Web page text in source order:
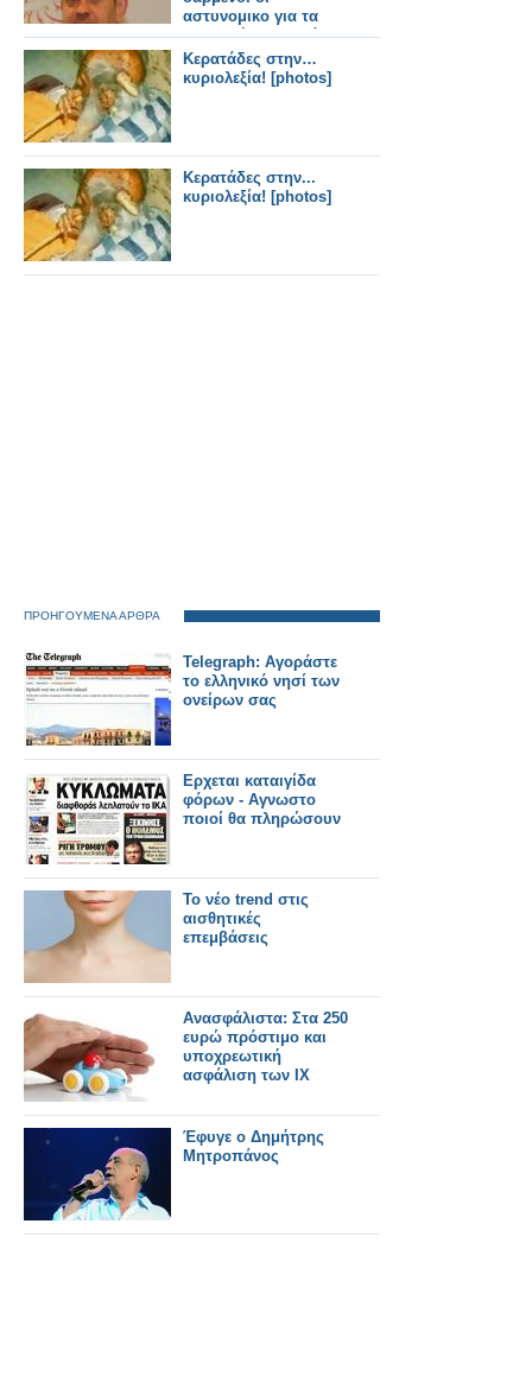
αστυνομικο για τα
εκτεταμένα επεισόδια,
το απόγευμα του
Σαββάτου στη
Θεσσαλονίκη
Κερατάδες στην…
κυριολεξία! [photos]
Κερατάδες στην...
κυριολεξία! [photos]
ΠΡΟΗΓΟΥΜΕΝΑ ΑΡΘΡΑ
Telegraph: Αγοράστε
το ελληνικό νησί των
ονείρων σας
Ερχεται καταιγίδα
φόρων - Αγνωστο
ποιοί θα πληρώσουν
To νέο trend στις
αισθητικές
επεμβάσεις
Ανασφάλιστα: Στα 250
ευρώ πρόστιμο και
υποχρεωτική
ασφάλιση των ΙΧ
Έφυγε ο Δημήτρης
Μητροπάνος